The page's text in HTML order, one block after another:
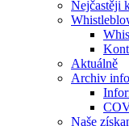
Nejčastěji
Aktuálně
Archiv
Naše